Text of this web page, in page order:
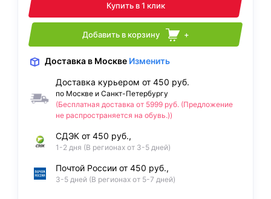
Купить в 1 клик
Добавить в корзину +
Доставка в Москве Изменить
Доставка курьером от 450 руб.
по Москве и Санкт-Петербургу
(Бесплатная доставка от 5999 руб. (Предложение
не распространяется на обувь.))
СДЭК от 450 руб.,
1-2 дня (В регионах от 3-5 дней)
Почтой России от 450 руб.,
3-5 дней (В регионах от 5-7 дней)